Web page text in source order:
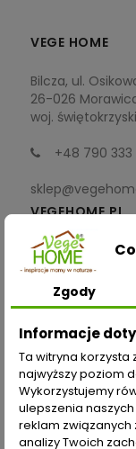
VEGE HOME
Bilcza, ul.
26-026
woj.
+48 790 333
VEGEHOME.PL
INFORMACJE
ZAKUPY
Moje konto
Opcje dostawy
Metody
Zgody
Informacje
Ta witryna korzysta
najwyższy poziom
Wykorzystujemy
ulepszenia
reklam
analizy Twoich